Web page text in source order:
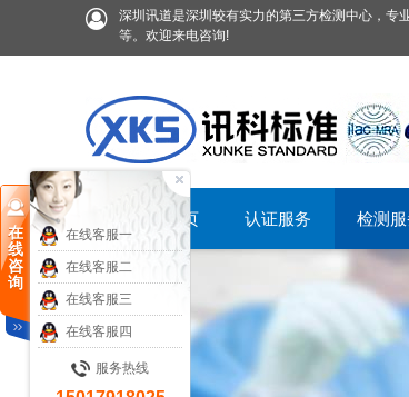
深圳讯道是深圳较有实力的第三方检测中心，专
等。欢迎来电咨询!
首页 认证服务 检测
在
线
咨
询
在线客服一
在线客服二
在线客服三
在线客服四
服务热线